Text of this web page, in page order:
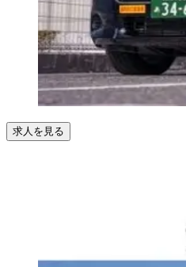
求人を見る